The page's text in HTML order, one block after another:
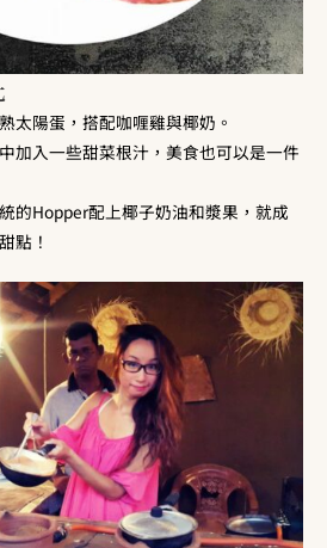
太陽蛋，搭配咖喱雞與椰奶。
加入一些甜菜根汁，美食也可以是一件
的Hopper配上椰子奶油和漿果，就成
點！